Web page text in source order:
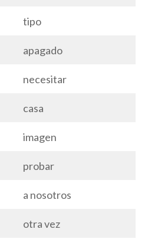
tipo
apagado
necesitar
casa
imagen
probar
a nosotros
otra vez